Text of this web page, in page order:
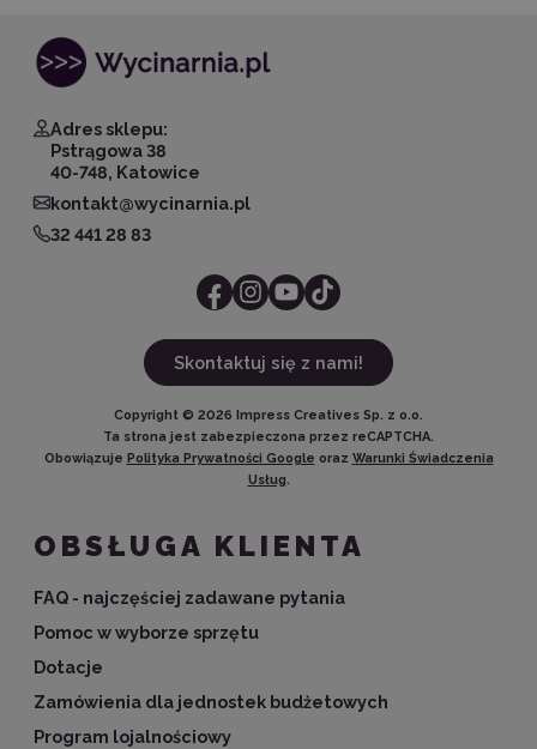
Adres sklepu:
Pstrągowa 38
40-748, Katowice
kontakt@wycinarnia.pl
32 441 28 83
Skontaktuj się z nami!
Copyright © 2026 Impress Creatives Sp. z o.o.
Ta strona jest zabezpieczona przez reCAPTCHA.
Obowiązuje Polityka Prywatności Google oraz Warunki Świadczenia
Usług.
OBSŁUGA KLIENTA
FAQ - najczęściej zadawane pytania
Pomoc w wyborze sprzętu
Dotacje
Zamówienia dla jednostek budżetowych
Program lojalnościowy